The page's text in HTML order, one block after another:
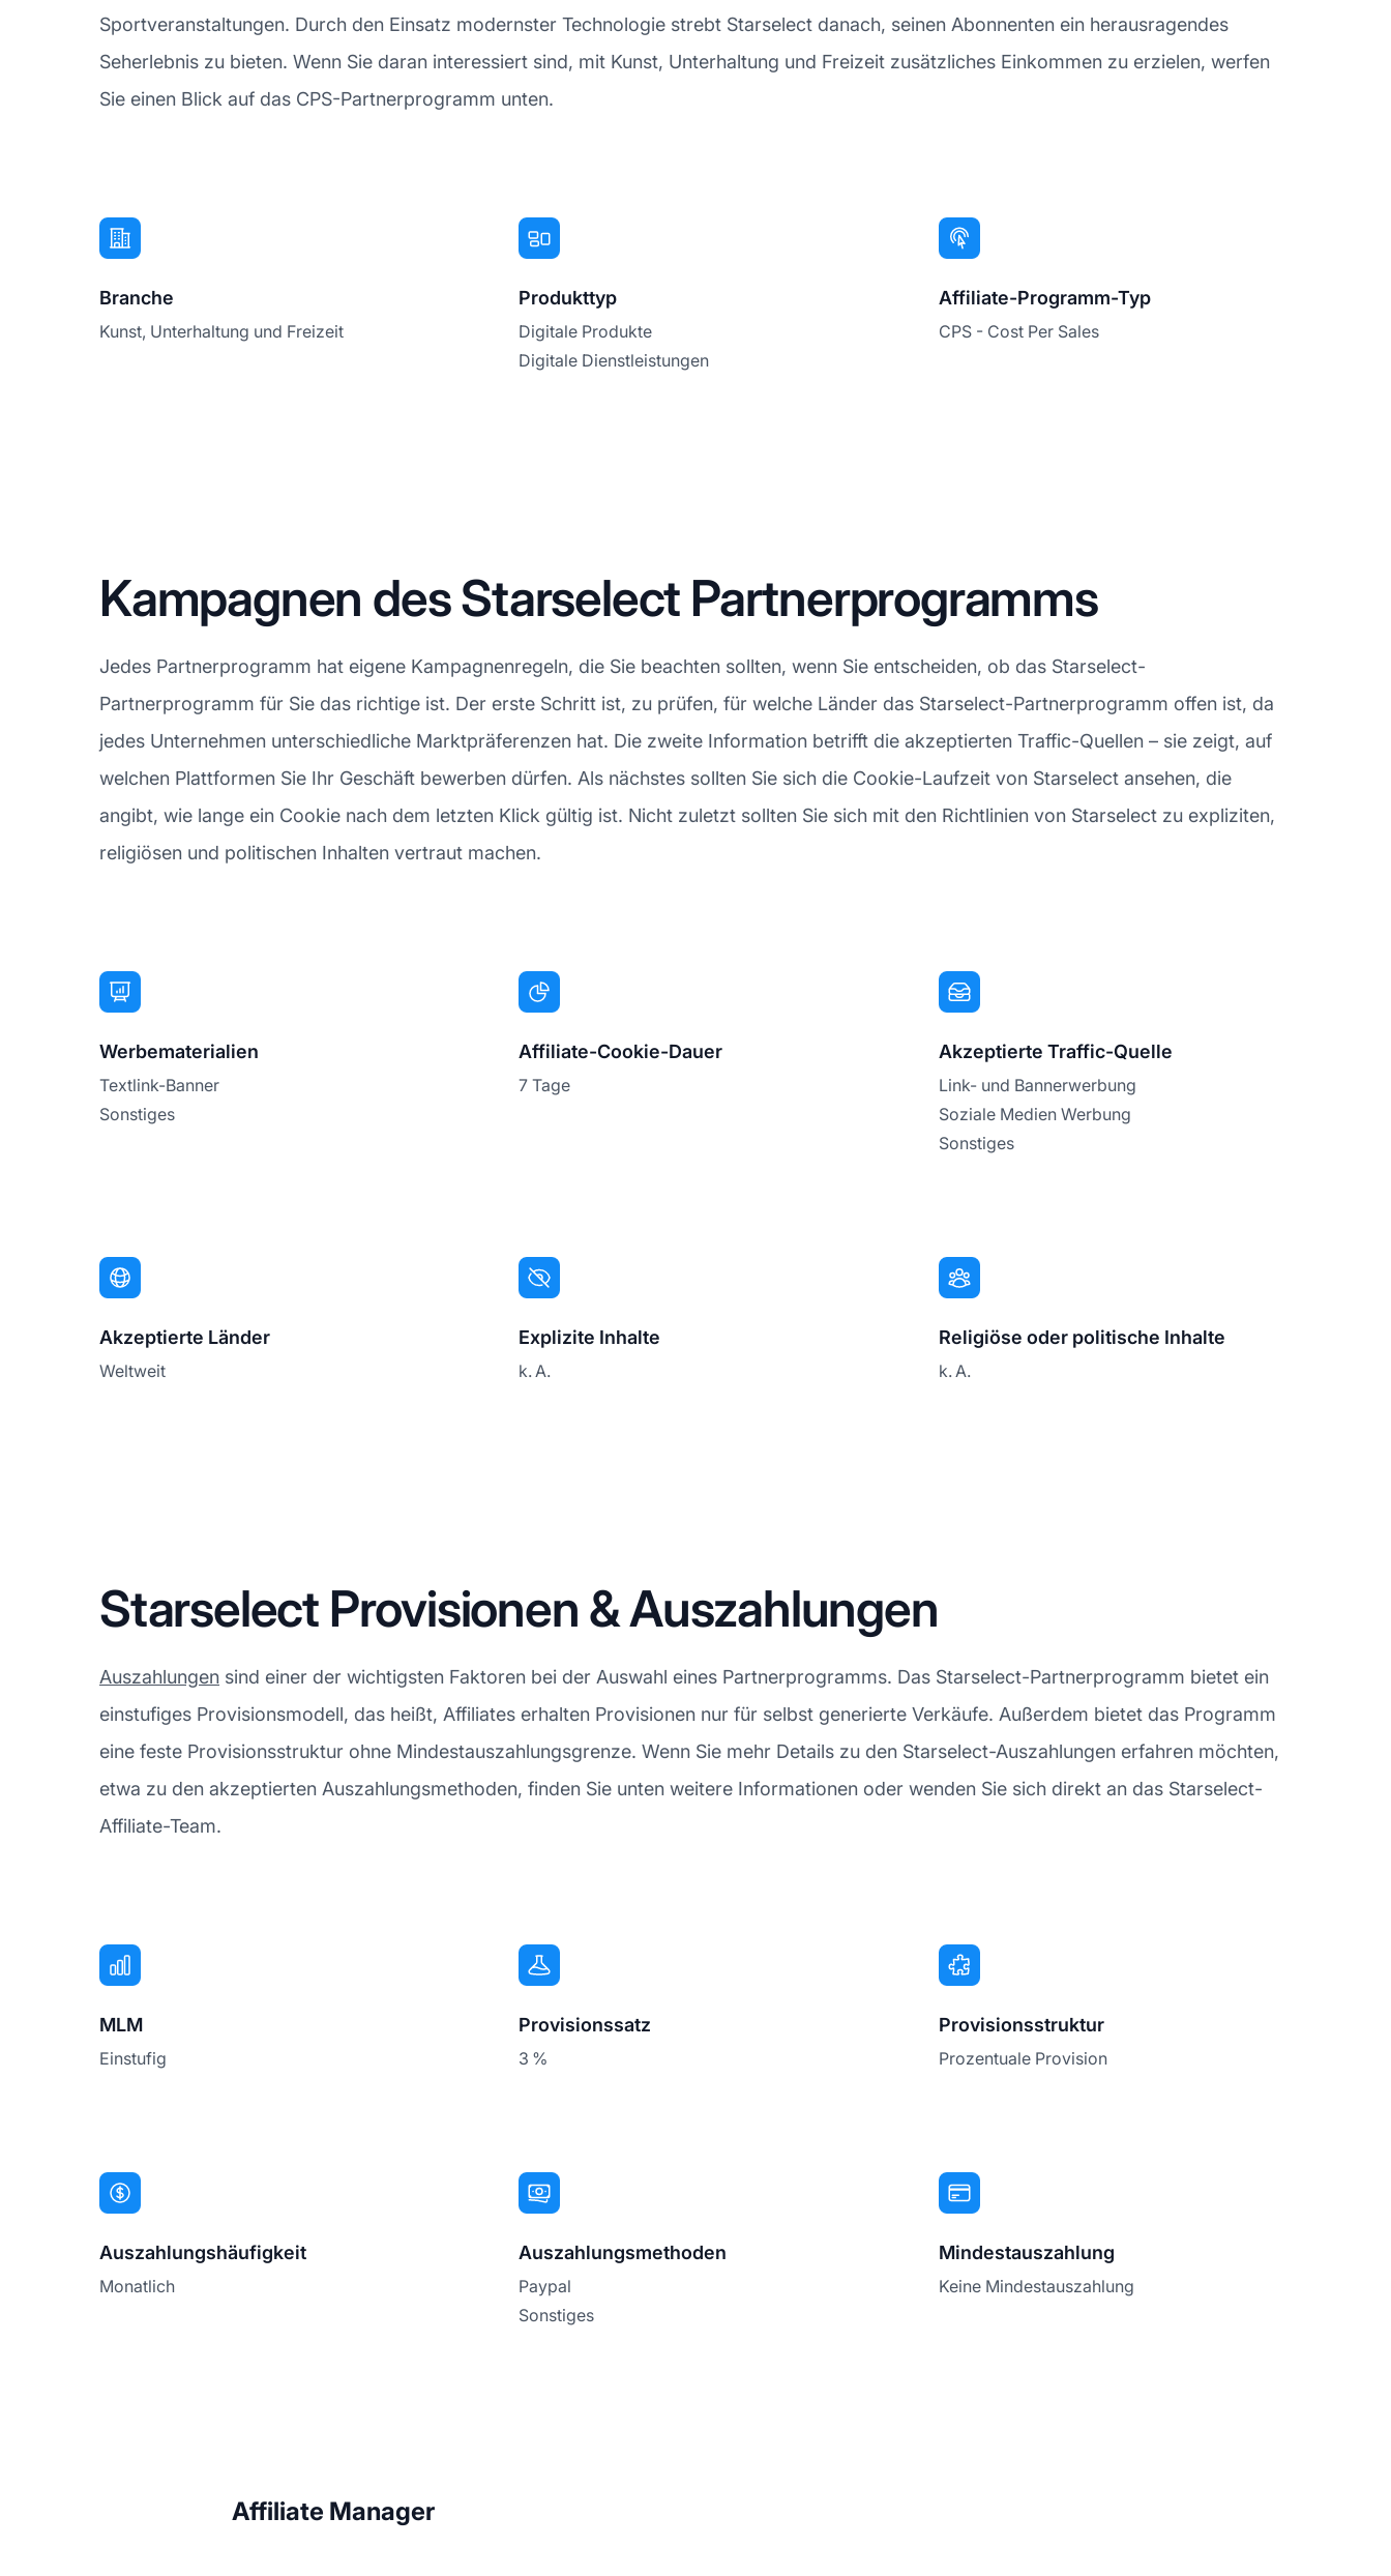
Sportveranstaltungen. Durch den Einsatz modernster Technologie strebt Starselect danach, seinen Abonnenten ein herausragendes
Seherlebnis zu bieten. Wenn Sie daran interessiert sind, mit Kunst, Unterhaltung und Freizeit zusätzliches Einkommen zu erzielen, werfen
Sie einen Blick auf das CPS-Partnerprogramm unten.
Branche
Kunst, Unterhaltung und Freizeit
Produkttyp
Digitale Produkte
Digitale Dienstleistungen
Affiliate-Programm-Typ
CPS - Cost Per Sales
Kampagnen des Starselect Partnerprogramms
Jedes Partnerprogramm hat eigene Kampagnenregeln, die Sie beachten sollten, wenn Sie entscheiden, ob das Starselect-
Partnerprogramm für Sie das richtige ist. Der erste Schritt ist, zu prüfen, für welche Länder das Starselect-Partnerprogramm offen ist, da
jedes Unternehmen unterschiedliche Marktpräferenzen hat. Die zweite Information betrifft die akzeptierten Traffic-Quellen – sie zeigt, auf
welchen Plattformen Sie Ihr Geschäft bewerben dürfen. Als nächstes sollten Sie sich die Cookie-Laufzeit von Starselect ansehen, die
angibt, wie lange ein Cookie nach dem letzten Klick gültig ist. Nicht zuletzt sollten Sie sich mit den Richtlinien von Starselect zu expliziten,
religiösen und politischen Inhalten vertraut machen.
Werbematerialien
Textlink-Banner
Sonstiges
Affiliate-Cookie-Dauer
7 Tage
Akzeptierte Traffic-Quelle
Link- und Bannerwerbung
Soziale Medien Werbung
Sonstiges
Akzeptierte Länder
Weltweit
Explizite Inhalte
k. A.
Religiöse oder politische Inhalte
k. A.
Starselect Provisionen & Auszahlungen
Auszahlungen sind einer der wichtigsten Faktoren bei der Auswahl eines Partnerprogramms. Das Starselect-Partnerprogramm bietet ein
einstufiges Provisionsmodell, das heißt, Affiliates erhalten Provisionen nur für selbst generierte Verkäufe. Außerdem bietet das Programm
eine feste Provisionsstruktur ohne Mindestauszahlungsgrenze. Wenn Sie mehr Details zu den Starselect-Auszahlungen erfahren möchten,
etwa zu den akzeptierten Auszahlungsmethoden, finden Sie unten weitere Informationen oder wenden Sie sich direkt an das Starselect-
Affiliate-Team.
MLM
Einstufig
Provisionssatz
3 %
Provisionsstruktur
Prozentuale Provision
Auszahlungshäufigkeit
Monatlich
Auszahlungsmethoden
Paypal
Sonstiges
Mindestauszahlung
Keine Mindestauszahlung
Affiliate Manager